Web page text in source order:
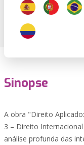
Sinopse
A obra "Direito
3 – Direito
análise profunda das